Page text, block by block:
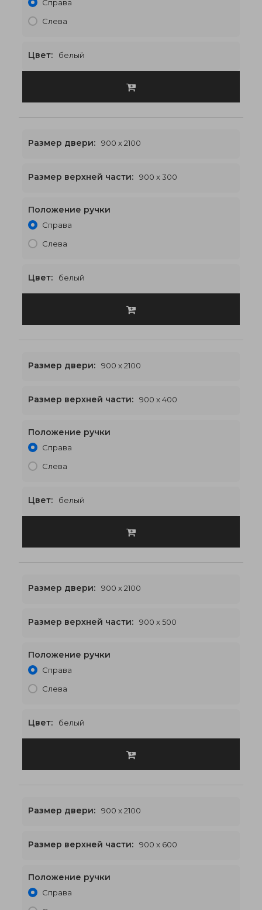
Справа
Слева
Цвет: белый
900 x 2400€453
Размер двери: 900 x 2100
Размер верхней части: 900 x 300
Положение ручки
Справа
Слева
Цвет: белый
900 x 2500€458
Размер двери: 900 x 2100
Размер верхней части: 900 x 400
Положение ручки
Справа
Слева
Цвет: белый
900 x 2600€463
Размер двери: 900 x 2100
Размер верхней части: 900 x 500
Положение ручки
Справа
Слева
Цвет: белый
900 x 2700€469
Размер двери: 900 x 2100
Размер верхней части: 900 x 600
Положение ручки
Справа